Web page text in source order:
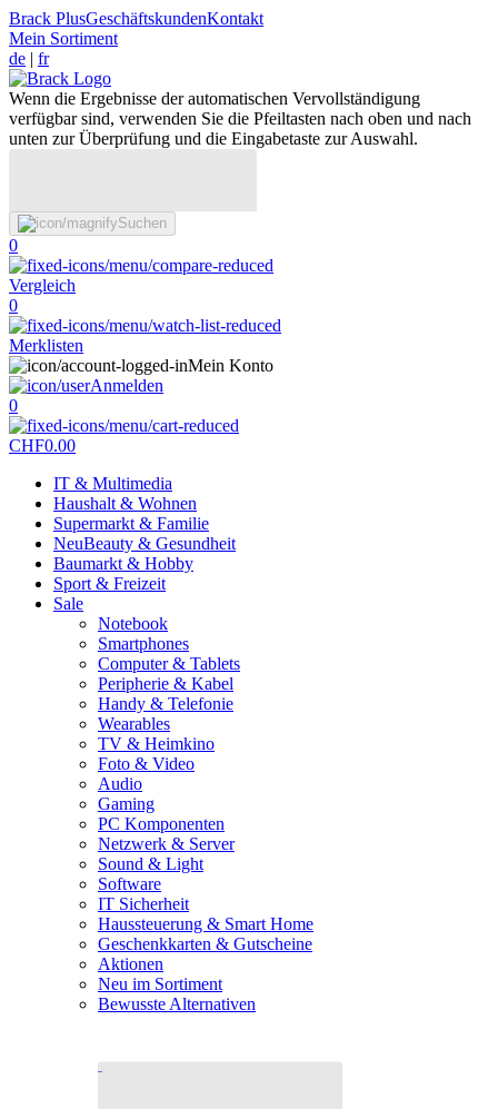
Brack PlusGeschäftskundenKontakt
Mein Sortiment
de | fr
Wenn die Ergebnisse der automatischen Vervollständigung
verfügbar sind, verwenden Sie die Pfeiltasten nach oben und nach
unten zur Überprüfung und die Eingabetaste zur Auswahl.
Suchen
0
Vergleich
0
Merklisten
Mein Konto
Anmelden
0
CHF0.00
IT & Multimedia
Haushalt & Wohnen
Supermarkt & Familie
NeuBeauty & Gesundheit
Baumarkt & Hobby
Sport & Freizeit
Sale
Notebook
Smartphones
Computer & Tablets
Peripherie & Kabel
Handy & Telefonie
Wearables
TV & Heimkino
Foto & Video
Audio
Gaming
PC Komponenten
Netzwerk & Server
Sound & Light
Software
IT Sicherheit
Haussteuerung & Smart Home
Geschenkkarten & Gutscheine
Aktionen
Neu im Sortiment
Bewusste Alternativen